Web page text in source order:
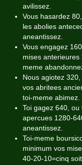
avilissez.
Vous hasardez
les abolies
aneantissez.
Vous engagez
mises
meme
Nous agiotez
vos abritees
toi-meme abimez.
Toi gagez 640,
apercues 1280-
aneantissez.
Toi-meme
minimum vos
40-20-10=cinq